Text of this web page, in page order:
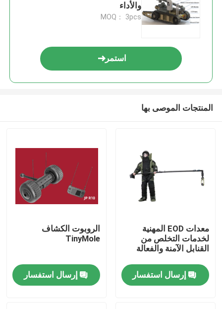
المنزل
والأداء
MOQ： 3pcs
استمر
المنتجات الموصى بها
معدات EOD المهنية
لخدمات التخلص من
القنابل الآمنة والفعالة
إرسال استفسار
الروبوت الكشاف
TinyMole
إرسال استفسار